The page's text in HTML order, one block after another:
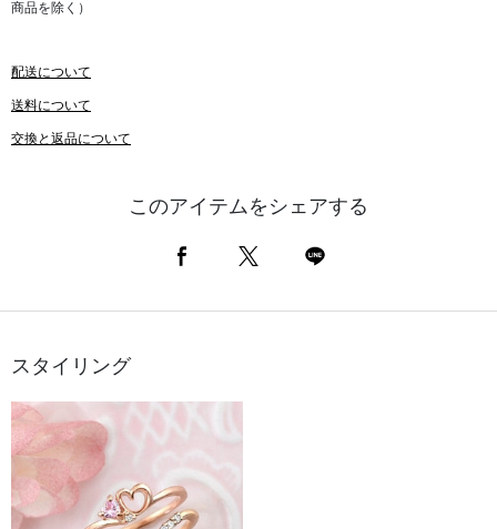
商品を除く）
配送について
送料について
交換と返品について
このアイテムをシェアする
スタイリング